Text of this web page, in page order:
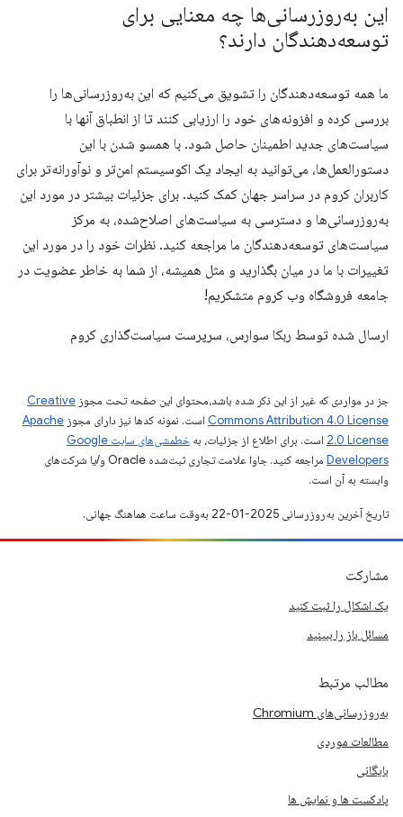
این به‌روزرسانی‌ها چه معنایی برای
توسعه‌دهندگان دارند؟
ما همه توسعه‌دهندگان را تشویق می‌کنیم که این به‌روزرسانی‌ها را
بررسی کرده و افزونه‌های خود را ارزیابی کنند تا از انطباق آنها با
سیاست‌های جدید اطمینان حاصل شود. با همسو شدن با این
دستورالعمل‌ها، می‌توانید به ایجاد یک اکوسیستم امن‌تر و نوآورانه‌تر برای
کاربران کروم در سراسر جهان کمک کنید. برای جزئیات بیشتر در مورد این
به‌روزرسانی‌ها و دسترسی به سیاست‌های اصلاح‌شده، به مرکز
سیاست‌های توسعه‌دهندگان ما مراجعه کنید. نظرات خود را در مورد این
تغییرات با ما در میان بگذارید و مثل همیشه، از شما به خاطر عضویت در
جامعه فروشگاه وب کروم متشکریم!
ارسال شده توسط ربکا سوارس، سرپرست سیاست‌گذاری کروم
جز در مواردی که غیر از این ذکر شده باشد،‌محتوای این صفحه تحت مجوز Creative
Commons Attribution 4.0 License است. نمونه کدها نیز دارای مجوز Apache
2.0 License است. برای اطلاع از جزئیات، به
خطمشی‌های سایت Google
Developers‏
مراجعه کنید. جاوا علامت تجاری ثبت‌شده Oracle و/یا شرکت‌های
وابسته به آن است.
تاریخ آخرین به‌روزرسانی 2025-01-22 به‌وقت ساعت هماهنگ جهانی.
مشارکت
یک اشکال را ثبت کنید
مسائل باز را ببینید
مطالب مرتبط
به‌روزرسانی‌های Chromium
مطالعات موردی
بایگانی
پادکست ها و نمایش ها